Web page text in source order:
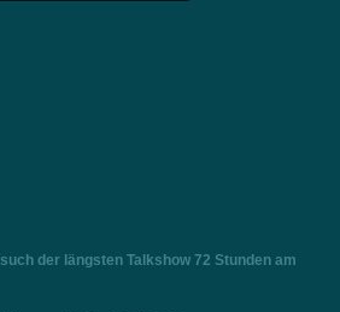
der längsten Talkshow 72 Stunden am